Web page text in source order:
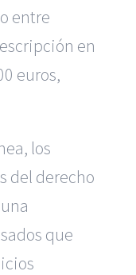
entre
en
euros,
los
del derecho
que